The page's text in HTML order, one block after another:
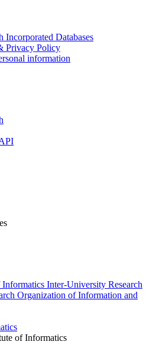
Incorporated Databases
Privacy Policy
information
of Informatics